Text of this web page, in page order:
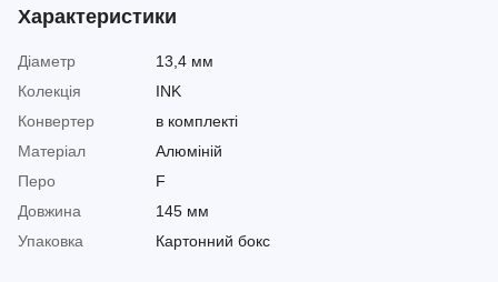
Характеристики
Діаметр
13,4 мм
Колекція
INK
Конвертер
в комплекті
Матеріал
Алюміній
Перо
F
Довжина
145 мм
Упаковка
Картонний бокс